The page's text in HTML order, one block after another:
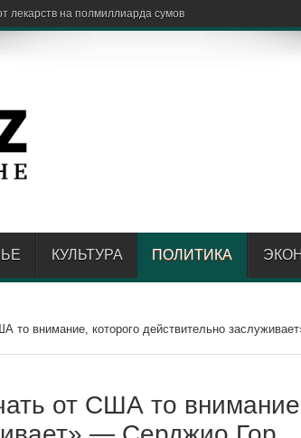
КУЛЬТУРА ПОЛИТИКА
то внимание, которого действительно
от США то